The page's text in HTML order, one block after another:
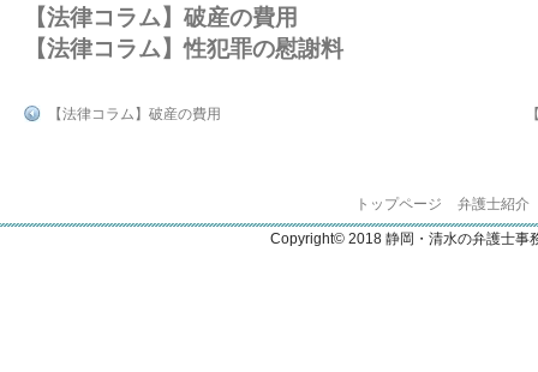
【法律コラム】破産の費用
【法律コラム】性犯罪の慰謝料
【法律コラム】破産の費用
トップページ 弁護士紹介
Copyright© 2018 静岡・清水の弁護士事